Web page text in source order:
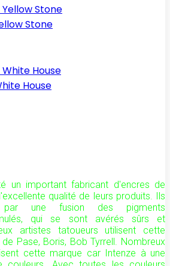
Stone
House
un important fabricant d'encres de
qualité de leurs produits. Ils
par une fusion des pigments
qui se sont avérés sûrs et
artistes tatoueurs utilisent cette
Pase, Boris, Bob Tyrrell. Nombreux
cette marque car Intenze à une